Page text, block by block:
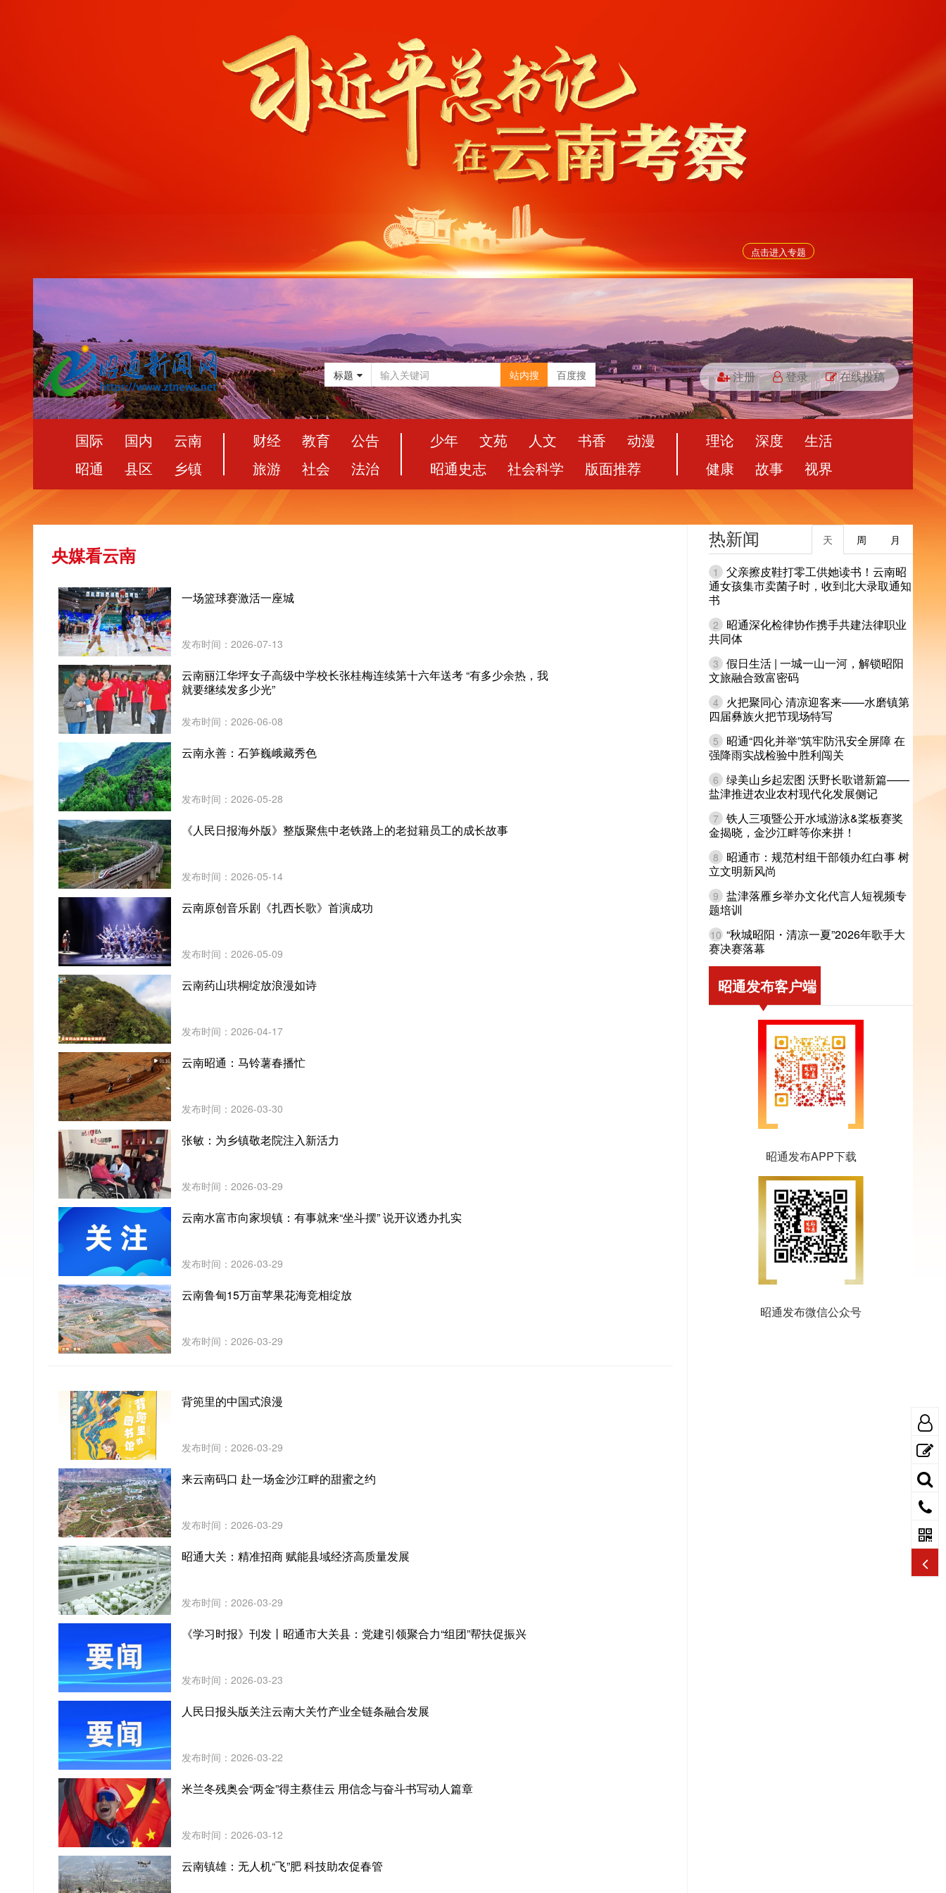
点击进入专题
标题 站内搜 百度搜 注册 登录 在线投稿
国际 国内
云南
昭通
县区 乡镇
财经 教育
公告
旅游
社会 法治
少年 文苑 人文 书香
动漫
昭通史志
社会科学 版面推荐
理论 深度
生活
健康
故事 视界
央媒看云南
一场篮球赛激活一座城
发布时间：2026-07-13
云南丽江华坪女子高级中学校长张桂梅连续第十六年送考 “有多少余热，我
就要继续发多少光”
发布时间：2026-06-08
云南永善：石笋巍峨藏秀色
发布时间：2026-05-28
《人民日报海外版》整版聚焦中老铁路上的老挝籍员工的成长故事
发布时间：2026-05-14
云南原创音乐剧《扎西长歌》首演成功
发布时间：2026-05-09
云南药山珙桐绽放浪漫如诗
发布时间：2026-04-17
云南昭通：马铃薯春播忙
发布时间：2026-03-30
张敏：为乡镇敬老院注入新活力
发布时间：2026-03-29
云南水富市向家坝镇：有事就来“坐斗摆” 说开议透办扎实
发布时间：2026-03-29
云南鲁甸15万亩苹果花海竞相绽放
发布时间：2026-03-29
背篼里的中国式浪漫
发布时间：2026-03-29
来云南码口 赴一场金沙江畔的甜蜜之约
发布时间：2026-03-29
昭通大关：精准招商 赋能县域经济高质量发展
发布时间：2026-03-29
《学习时报》刊发丨昭通市大关县：党建引领聚合力“组团”帮扶促振兴
发布时间：2026-03-23
人民日报头版关注云南大关竹产业全链条融合发展
发布时间：2026-03-22
米兰冬残奥会“两金”得主蔡佳云 用信念与奋斗书写动人篇章
发布时间：2026-03-12
云南镇雄：无人机“飞”肥 科技助农促春管
热新闻 月
周
天
1
父亲擦皮鞋打零工供她读书！云南昭
通女孩集市卖菌子时，收到北大录取通知
书
2
昭通深化检律协作携手共建法律职业
共同体
3 假日生活 | 一城一山一河，解锁昭阳
文旅融合致富密码
4
火把聚同心 清凉迎客来——水磨镇第
四届彝族火把节现场特写
5
昭通“四化并举”筑牢防汛安全屏障 在
强降雨实战检验中胜利闯关
6 绿美山乡起宏图 沃野长歌谱新篇——
盐津推进农业农村现代化发展侧记
7 铁人三项暨公开水域游泳&桨板赛奖
金揭晓，金沙江畔等你来拼！
8
昭通市：规范村组干部领办红白事 树
立文明新风尚
9 盐津落雁乡举办文化代言人短视频专
题培训
10 “秋城昭阳・清凉一夏”2026年歌手大
赛决赛落幕
昭通发布客户端
昭通发布APP下载
昭通发布微信公众号